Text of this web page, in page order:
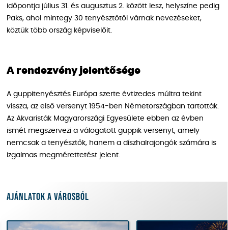
időpontja július 31. és augusztus 2. között lesz, helyszíne pedig
Paks, ahol mintegy 30 tenyésztőtől várnak nevezéseket,
köztük több ország képviselőit.
A rendezvény jelentősége
A guppitenyésztés Európa szerte évtizedes múltra tekint
vissza, az első versenyt 1954-ben Németországban tartották.
Az Akvaristák Magyarországi Egyesülete ebben az évben
ismét megszervezi a válogatott guppik versenyt, amely
nemcsak a tenyésztők, hanem a díszhalrajongók számára is
izgalmas megmérettetést jelent.
Ajánlatok a városból